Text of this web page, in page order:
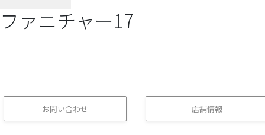
ファニチャー17
お問い合わせ 店舗情報